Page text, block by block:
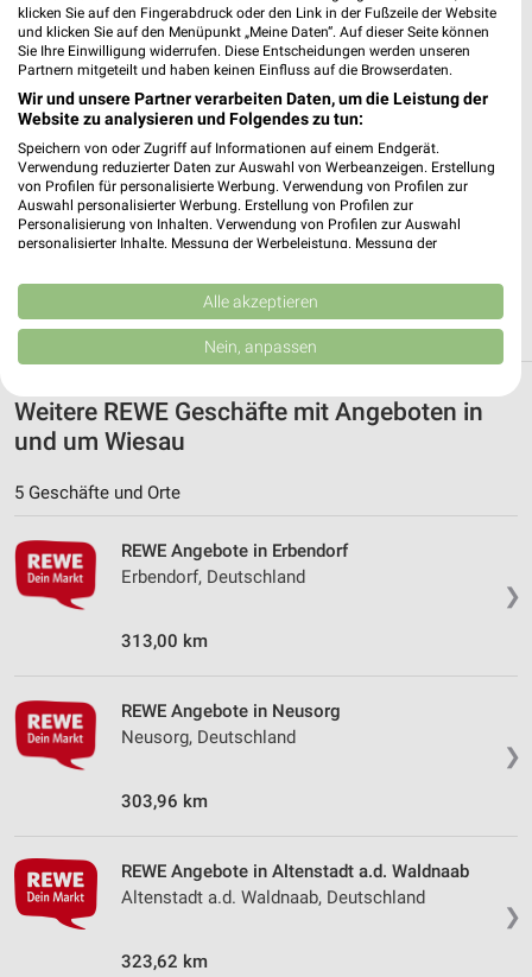
Alle REWE Angebote immer griffbereit – mit der kostenlosen
weekli App für iOS & Android.
✔Standortgenaue Angebote
✔Folge deinem Lieblingshändler
✔Push-Benachrichtigungen bei neuen Prospekten
✔Einkaufsliste - Einkauf stressfrei planen
JETZT LADEN UND SPAREN!
Weitere REWE Geschäfte mit Angeboten in
und um Wiesau
5 Geschäfte und Orte
❯
REWE Angebote in Erbendorf
Erbendorf, Deutschland
313,00 km
❯
REWE Angebote in Neusorg
Neusorg, Deutschland
303,96 km
❯
REWE Angebote in Altenstadt a.d. Waldnaab
Altenstadt a.d. Waldnaab, Deutschland
323,62 km
klicken Sie auf den Fingerabdruck oder den Link in der Fußzeile der Website
und klicken Sie auf den Menüpunkt „Meine Daten“. Auf dieser Seite können
Sie Ihre Einwilligung widerrufen. Diese Entscheidungen werden unseren
Partnern mitgeteilt und haben keinen Einfluss auf die Browserdaten.
Wir und unsere Partner verarbeiten Daten, um die Leistung der
Website zu analysieren und Folgendes zu tun:
Speichern von oder Zugriff auf Informationen auf einem Endgerät.
Verwendung reduzierter Daten zur Auswahl von Werbeanzeigen. Erstellung
von Profilen für personalisierte Werbung. Verwendung von Profilen zur
Auswahl personalisierter Werbung. Erstellung von Profilen zur
Personalisierung von Inhalten. Verwendung von Profilen zur Auswahl
personalisierter Inhalte. Messung der Werbeleistung. Messung der
Kombinationen von Daten aus verschiedenen Quellen. Entwicklung und
Verbesserung der Angebote. Verwendung reduzierter Daten zur Auswahl
von Inhalten.
Daten können außerhalb der Europäischen Union weitergegeben und in die
Website/App.
Partnerliste anzeigen (1 IAB-Anbieter)
IAB-Verarbeitungszwecke:
auf einem Endgerät
Verwendung reduzierter Daten zur Auswahl von
Verwendung von Profilen zur Auswahl
personalisierter Werbung
Erstellung von Profilen zur Personalisierung
Verwendung von Profilen zur Auswahl
personalisierter Inhalte
Alle akzeptieren
Nein, anpassen